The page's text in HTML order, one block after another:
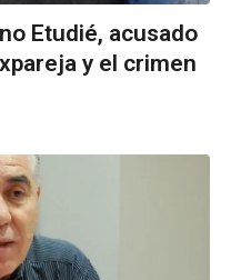
Etudié, acusado
y el crimen